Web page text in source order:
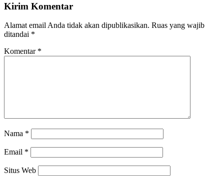
Kirim Komentar
Alamat email Anda tidak akan dipublikasikan. Ruas yang wajib
ditandai *
Komentar *
Nama *
Email *
Situs Web